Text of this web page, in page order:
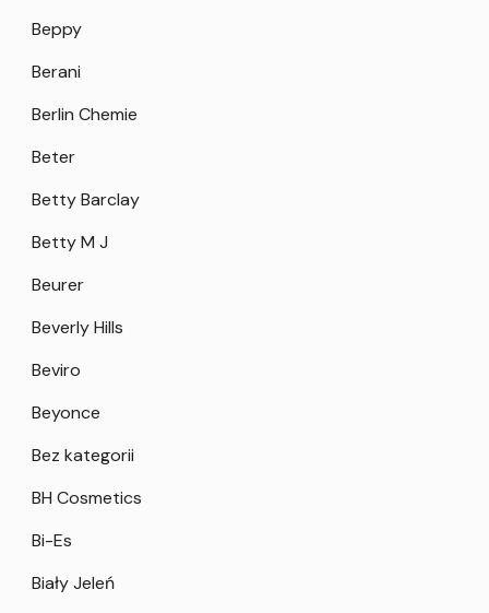
Beppy
Berani
Berlin Chemie
Beter
Betty Barclay
Betty M J
Beurer
Beverly Hills
Beviro
Beyonce
Bez kategorii
BH Cosmetics
Bi-Es
Biały Jeleń